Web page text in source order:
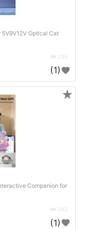
Optical Cat
295
(1)
Companion for
282
(1)
★